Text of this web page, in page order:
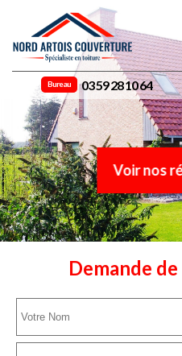
Bureau 03 59 28 10 64
Voir nos
Demande